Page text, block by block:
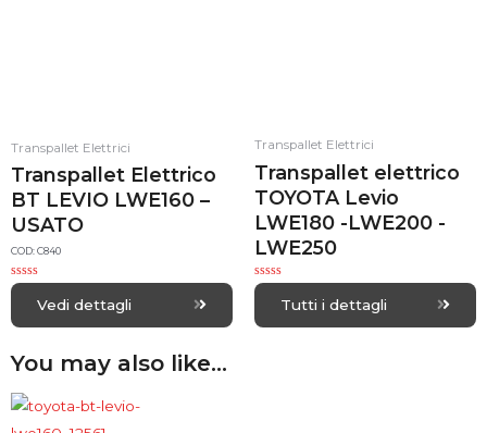
Transpallet Elettrici
Transpallet Elettrico
BT LEVIO LWE160 –
USATO
COD: C840
R
e
o
u
o
f
Vedi dettagli
Transpallet Elettrici
Transpallet elettrico
TOYOTA Levio
LWE180 -LWE200 -
LWE250
R
e
Tutti i dettagli
You may also like…